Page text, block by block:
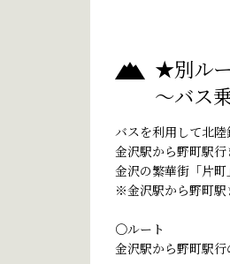
★別ル
～バス
バスを利用して北陸
金沢駅から野町駅
金沢の繁華街「片町
※金沢駅から野町駅
〇ルート
金沢駅から野町駅